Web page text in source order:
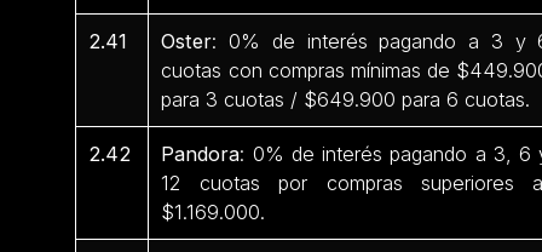
2.41 Oster: 0% de interés pagando a 3 y
cuotas con compras mínimas de
para 3 cuotas / $649.900 para 6 cuotas.
2.42 Pandora: 0% de interés pagando a 3, 6
12 cuotas por compras superiores
$1.169.000.